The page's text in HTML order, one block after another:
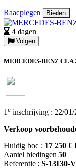
Raadplegen Bieden
4 dagen
Volgen
MERCEDES-BENZ CLA
1 e inschrijving : 22/01/
Verkoop
Huidig bod : 17 250
Aantel biedingen 50
Referentie : S-13130-